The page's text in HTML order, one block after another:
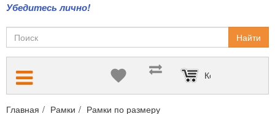
Убедитесь лично!
Найти
Корзина пуста
Главная Рамки Рамки по размеру